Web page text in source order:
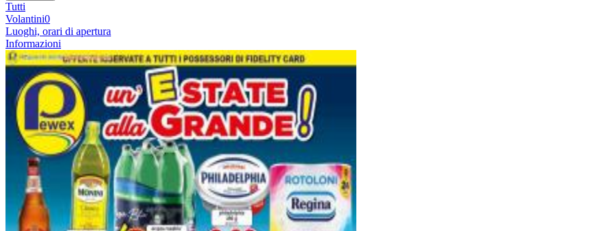
Tutti
Volantini0
Luoghi, orari di apertura
Informazioni